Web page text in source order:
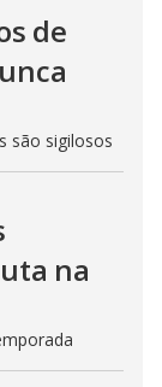
de
são sigilosos
na